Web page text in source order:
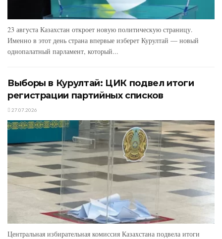
23 августа Казахстан откроет новую политическую страницу.
Именно в этот день страна впервые изберет Курултай — новый
однопалатный парламент, который...
Выборы в Курултай: ЦИК подвел итоги
регистрации партийных списков
27.07.2026
Центральная избирательная комиссия Казахстана подвела итоги